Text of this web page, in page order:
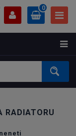
0
0.00 €
RADIATORU